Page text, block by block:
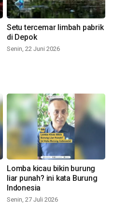
Setu tercemar limbah pabrik
di Depok
Senin, 22 Juni 2026
Lomba kicau bikin burung
liar punah? ini kata Burung
Indonesia
Senin, 27 Juli 2026